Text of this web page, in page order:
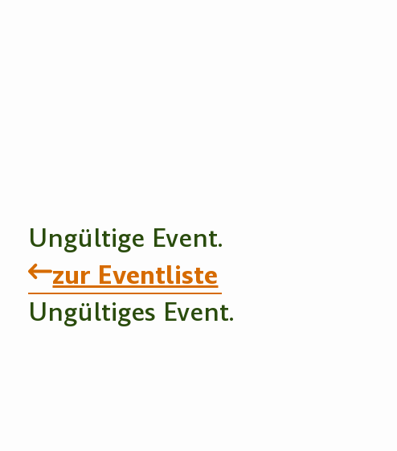
Ungültige Event.
zur Eventliste
Ungültiges Event.